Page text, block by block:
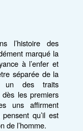
l’histoire des
marqué la
à l’enfer et
séparée de la
un des traits
dès les premiers
uns affirment
qu’il est
de l’homme.